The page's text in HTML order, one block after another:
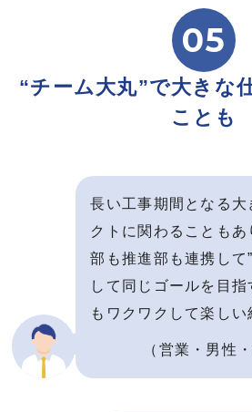
05
“チーム大丸”で大きな
ことも
⻑い⼯事期間となる⼤
クトに関わることもあ
部も推進部も連携して
して同じゴールを⽬指
もワクワクして楽しい
（営業・男性